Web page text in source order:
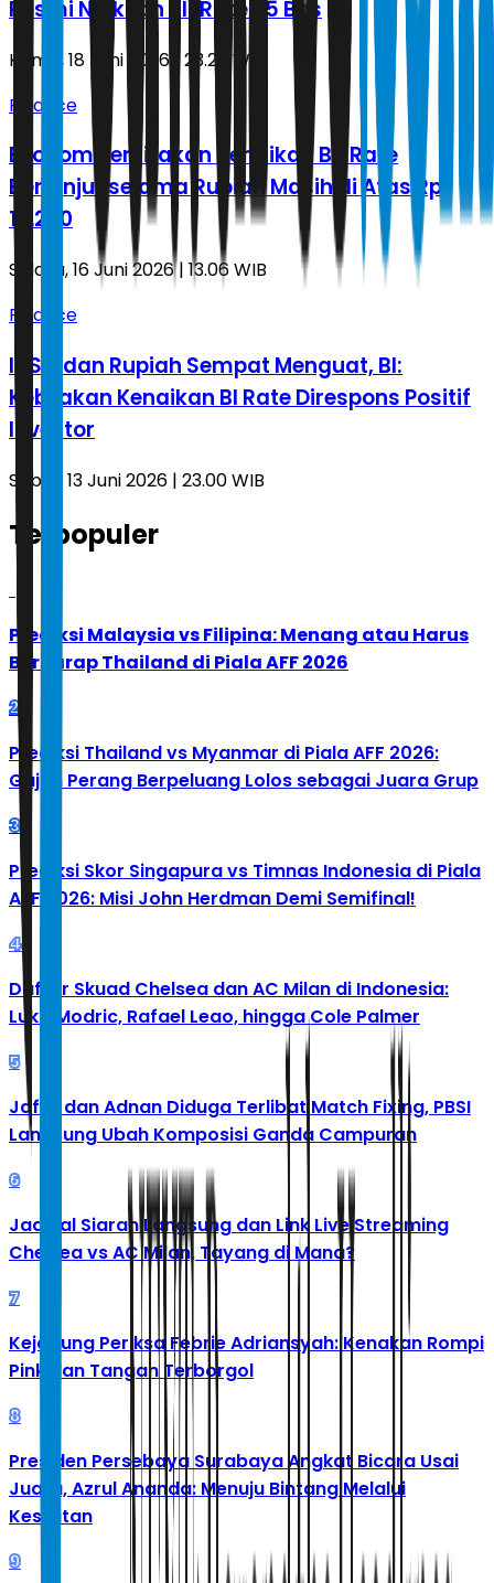
Resmi Naikkan BI-Rate 25 Bps
Kamis, 18 Juni 2026 | 23.27 WIB
Finance
Ekonom Perkirakan Kenaikan BI-Rate
Berlanjut selama Rupiah Masih di Atas Rp
18.200
Selasa, 16 Juni 2026 | 13.06 WIB
Finance
IHSG dan Rupiah Sempat Menguat, BI:
Kebijakan Kenaikan BI Rate Direspons Positif
Investor
Sabtu, 13 Juni 2026 | 23.00 WIB
Terpopuler
Prediksi Malaysia vs Filipina: Menang atau Harus
Berharap Thailand di Piala AFF 2026
2
Prediksi Thailand vs Myanmar di Piala AFF 2026:
Gajah Perang Berpeluang Lolos sebagai Juara Grup
3
Prediksi Skor Singapura vs Timnas Indonesia di Piala
AFF 2026: Misi John Herdman Demi Semifinal!
4
Daftar Skuad Chelsea dan AC Milan di Indonesia:
Luka Modric, Rafael Leao, hingga Cole Palmer
5
Jafar dan Adnan Diduga Terlibat Match Fixing, PBSI
Langsung Ubah Komposisi Ganda Campuran
6
Jadwal Siaran Langsung dan Link Live Streaming
Chelsea vs AC Milan, Tayang di Mana?
7
Kejagung Periksa Febrie Adriansyah: Kenakan Rompi
Pink dan Tangan Terborgol
8
Presiden Persebaya Surabaya Angkat Bicara Usai
Juara, Azrul Ananda: Menuju Bintang Melalui
Kesulitan
9